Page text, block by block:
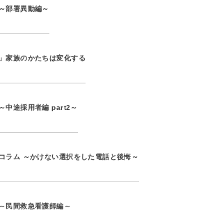
部署異動編～
家族のかたちは変化する
中途採用者編 part2～
ラム ～かけない選択をした電話と後悔～
民間救急看護師編～